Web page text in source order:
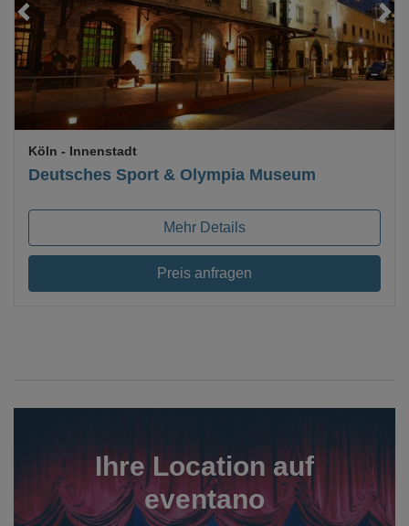
Loading...
Deutsches Sport & Olympia Museum
Köln - Innenstadt
Mehr Details
Preis anfragen
Ihre Location auf
eventano